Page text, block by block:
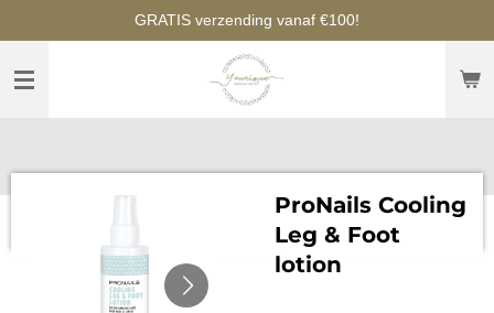
naar
hoofdinhoud
GRATIS verzending vanaf €100!
ProNails Cooling
Leg & Foot
lotion